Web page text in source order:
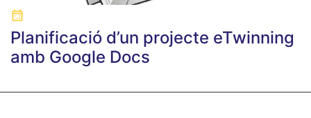
Planificació d’un projecte eTwinning
amb Google Docs